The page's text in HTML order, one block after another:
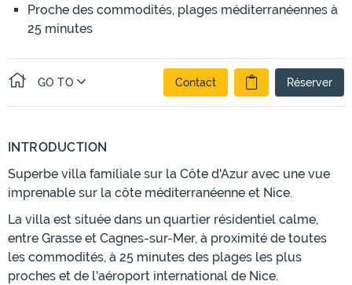
Proche des commodités, plages méditerranéennes à
25 minutes
GO TO Contact Réserver
INTRODUCTION
Superbe villa familiale sur la Côte d'Azur avec une vue
imprenable sur la côte méditerranéenne et Nice.
La villa est située dans un quartier résidentiel calme,
entre Grasse et Cagnes-sur-Mer, à proximité de toutes
les commodités, à 25 minutes des plages les plus
proches et de l'aéroport international de Nice.